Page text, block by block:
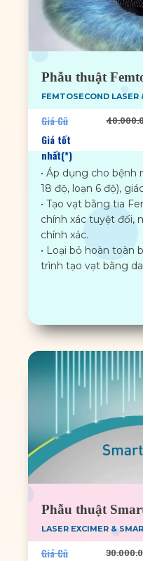
Phẫu thuật
FEMTOSECOND LASER
• Áp dụng cho bệnh
18 độ, loạn 6 độ),
• Tạo vạt bằng tia
chính xác tuyệt đối,
chính xác.
• Loại bỏ hoàn toàn
trình tạo vạt bằng
Giá tốt
nhất(*)
Giá Cũ
Phẫu thuật
LASER EXCIMER &
Giá Cũ